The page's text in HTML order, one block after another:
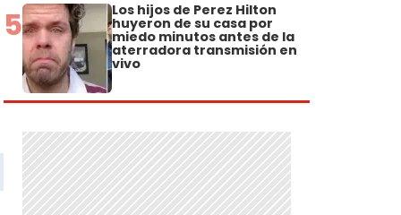
5 Los hijos de Perez Hilton
huyeron de su casa por
miedo minutos antes de la
aterradora transmisión en
vivo